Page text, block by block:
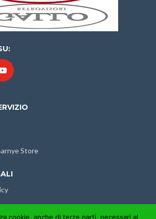
Store
cookie, anche di terze parti, necessari al